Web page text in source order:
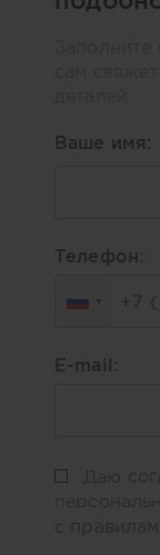
Ваше имя:
Телефон:
E-mail:
Даю
с